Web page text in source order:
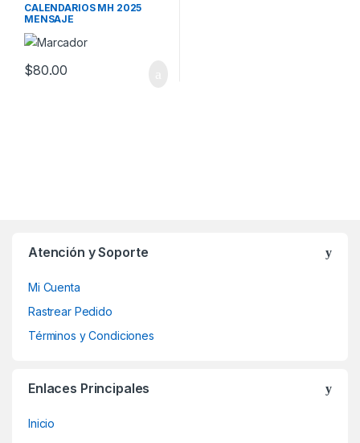
CALENDARIOS MH 2025
MENSAJE
$80.00
Atención y Soporte
Mi Cuenta
Rastrear Pedido
Términos y Condiciones
Enlaces Principales
Inicio